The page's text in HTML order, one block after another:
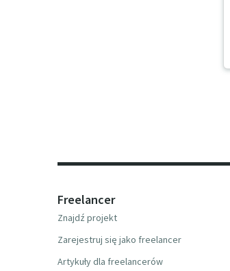
Freelancer
Znajdź projekt
Zarejestruj się jako freelancer
Artykuły dla freelancerów